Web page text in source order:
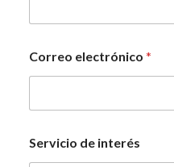
Correo electrónico *
Servicio de interés